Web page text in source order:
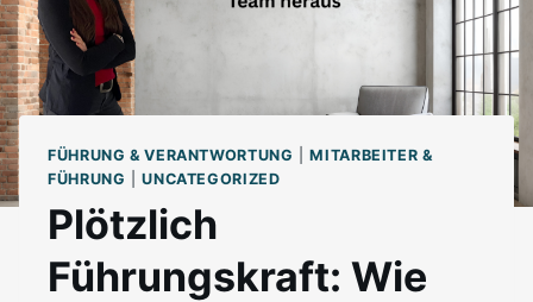
FÜHRUNG & VERANTWORTUNG |MITARBEITER &
FÜHRUNG |UNCATEGORIZED
Plötzlich
Führungskraft: Wie